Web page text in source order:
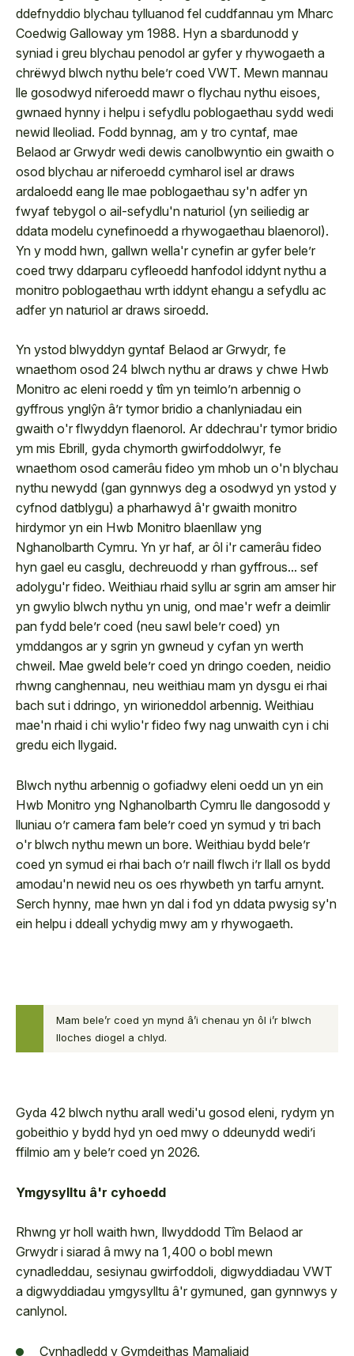
ddefnyddio blychau tylluanod fel cuddfannau ym Mharc
Coedwig Galloway ym 1988. Hyn a sbardunodd y
syniad i greu blychau penodol ar gyfer y rhywogaeth a
chrëwyd blwch nythu bele’r coed VWT. Mewn mannau
lle gosodwyd niferoedd mawr o flychau nythu eisoes,
gwnaed hynny i helpu i sefydlu poblogaethau sydd wedi
newid lleoliad. Fodd bynnag, am y tro cyntaf, mae
Belaod ar Grwydr wedi dewis canolbwyntio ein gwaith o
osod blychau ar niferoedd cymharol isel ar draws
ardaloedd eang lle mae poblogaethau sy'n adfer yn
fwyaf tebygol o ail-sefydlu'n naturiol (yn seiliedig ar
ddata modelu cynefinoedd a rhywogaethau blaenorol).
Yn y modd hwn, gallwn wella'r cynefin ar gyfer bele’r
coed trwy ddarparu cyfleoedd hanfodol iddynt nythu a
monitro poblogaethau wrth iddynt ehangu a sefydlu ac
adfer yn naturiol ar draws siroedd.
Yn ystod blwyddyn gyntaf Belaod ar Grwydr, fe
wnaethom osod 24 blwch nythu ar draws y chwe Hwb
Monitro ac eleni roedd y tîm yn teimlo’n arbennig o
gyffrous ynglŷn â’r tymor bridio a chanlyniadau ein
gwaith o'r flwyddyn flaenorol. Ar ddechrau'r tymor bridio
ym mis Ebrill, gyda chymorth gwirfoddolwyr, fe
wnaethom osod camerâu fideo ym mhob un o'n blychau
nythu newydd (gan gynnwys deg a osodwyd yn ystod y
cyfnod datblygu) a pharhawyd â'r gwaith monitro
hirdymor yn ein Hwb Monitro blaenllaw yng
Nghanolbarth Cymru. Yn yr haf, ar ôl i'r camerâu fideo
hyn gael eu casglu, dechreuodd y rhan gyffrous... sef
adolygu'r fideo. Weithiau rhaid syllu ar sgrin am amser hir
yn gwylio blwch nythu yn unig, ond mae'r wefr a deimlir
pan fydd bele’r coed (neu sawl bele’r coed) yn
ymddangos ar y sgrin yn gwneud y cyfan yn werth
chweil. Mae gweld bele’r coed yn dringo coeden, neidio
rhwng canghennau, neu weithiau mam yn dysgu ei rhai
bach sut i ddringo, yn wirioneddol arbennig. Weithiau
mae'n rhaid i chi wylio'r fideo fwy nag unwaith cyn i chi
gredu eich llygaid.
Blwch nythu arbennig o gofiadwy eleni oedd un yn ein
Hwb Monitro yng Nghanolbarth Cymru lle dangosodd y
lluniau o’r camera fam bele’r coed yn symud y tri bach
o'r blwch nythu mewn un bore. Weithiau bydd bele’r
coed yn symud ei rhai bach o’r naill flwch i’r llall os bydd
amodau'n newid neu os oes rhywbeth yn tarfu arnynt.
Serch hynny, mae hwn yn dal i fod yn ddata pwysig sy'n
ein helpu i ddeall ychydig mwy am y rhywogaeth.
Mam bele’r coed yn mynd â’i chenau yn ôl i’r blwch
lloches diogel a chlyd.
Gyda 42 blwch nythu arall wedi'u gosod eleni, rydym yn
gobeithio y bydd hyd yn oed mwy o ddeunydd wedi’i
ffilmio am y bele’r coed yn 2026.
Ymgysylltu â'r cyhoedd
Rhwng yr holl waith hwn, llwyddodd Tîm Belaod ar
Grwydr i siarad â mwy na 1,400 o bobl mewn
cynadleddau, sesiynau gwirfoddoli, digwyddiadau VWT
a digwyddiadau ymgysylltu â'r gymuned, gan gynnwys y
canlynol.
Cynhadledd y Gymdeithas Mamaliaid